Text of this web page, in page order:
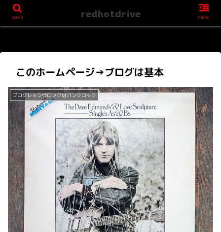
このホームページ→ブログは基本
プログレッシヴロックはパンクロック
serch redhotdrive menu